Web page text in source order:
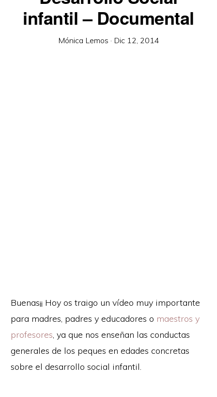
infantil – Documental
Mónica Lemos · Dic 12, 2014
Buenas¡¡ Hoy os traigo un vídeo muy importante
para madres, padres y educadores o maestros y
profesores, ya que nos enseñan las conductas
generales de los peques en edades concretas
sobre el desarrollo social infantil.